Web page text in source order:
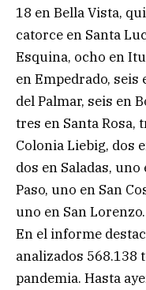
18 en Bella Vista,
catorce en Santa
Esquina, ocho en
en Empedrado, seis
del Palmar, seis en
tres en Santa Rosa,
Colonia Liebig, dos
dos en Saladas,
Paso, uno en San
uno en San Lorenzo.
En el informe
analizados 568.138
pandemia. Hasta